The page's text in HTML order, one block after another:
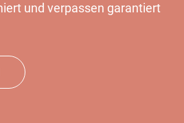
und verpassen garantiert